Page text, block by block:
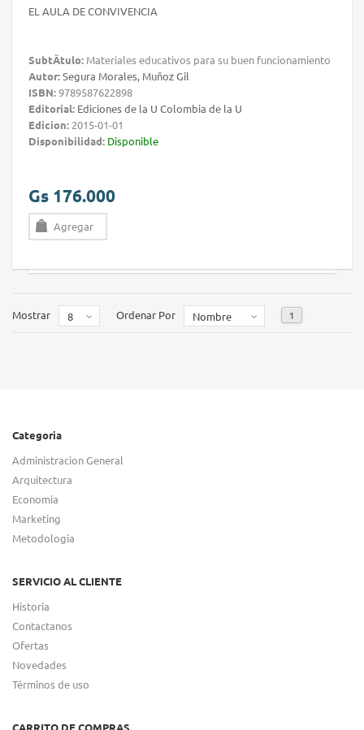
EL AULA DE CONVIVENCIA
SubtÃ­tulo: Materiales educativos para su buen funcionamiento
Autor:Segura Morales, Muñoz Gil
ISBN:9789587622898
Editorial: Ediciones de la U Colombia de la U
Edicion: 2015-01-01
Disponibilidad: Disponible
Gs 176.000
Agregar
Mostrar 8 Ordenar Por Nombre 1
Categoria
Administracion General
Arquitectura
Economia
Marketing
Metodologia
SERVICIO AL CLIENTE
Historia
Contactanos
Ofertas
Novedades
Términos de uso
CARRITO DE COMPRAS